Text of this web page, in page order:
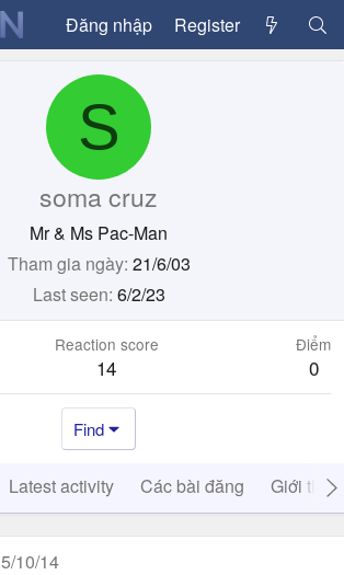
Đăng nhập Register
S
soma cruz
Mr & Ms Pac-Man
Tham gia ngày 21/6/03
Last seen 6/2/23
Reaction score
14
Điểm
0
Find
Latest activity Các bài đăng Giới thiệu
5/10/14